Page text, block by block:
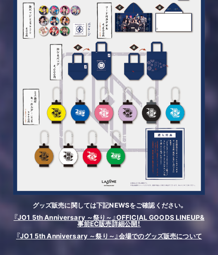
グッズ販売に関しては下記NEWSをご確認ください。
『JO1 5th Anniversary ～祭り～』OFFICIAL GOODS LINEUP&
事前EC販売詳細公開！
『JO1 5th Anniversary ～祭り～』会場でのグッズ販売について